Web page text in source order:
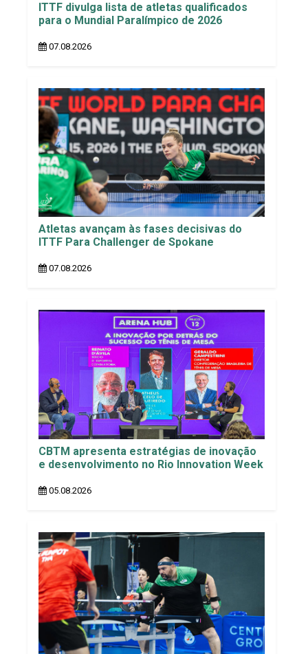
ITTF divulga lista de atletas qualificados
para o Mundial Paralímpico de 2026
07.08.2026
Atletas avançam às fases decisivas do
ITTF Para Challenger de Spokane
07.08.2026
CBTM apresenta estratégias de inovação
e desenvolvimento no Rio Innovation Week
05.08.2026